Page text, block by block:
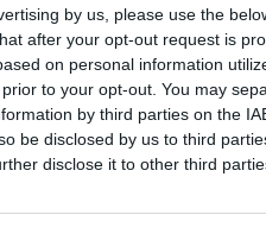
by us, please use the
after your opt-out request is
on personal information
to your opt-out. You may
by third parties on the
be disclosed by us to third
disclose it to other third